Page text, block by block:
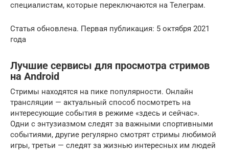
специалистам, которые переключаются на Телеграм.
Статья обновлена. Первая публикация: 5 октября 2021
года
Лучшие сервисы для просмотра стримов
на Android
Стримы находятся на пике популярности. Онлайн
трансляции — актуальный способ посмотреть на
интересующие события в режиме «здесь и сейчас».
Одни с энтузиазмом следят за важными спортивными
событиями, другие регулярно смотрят стримы любимой
игры, третьи — следят за жизнью интересных им людей